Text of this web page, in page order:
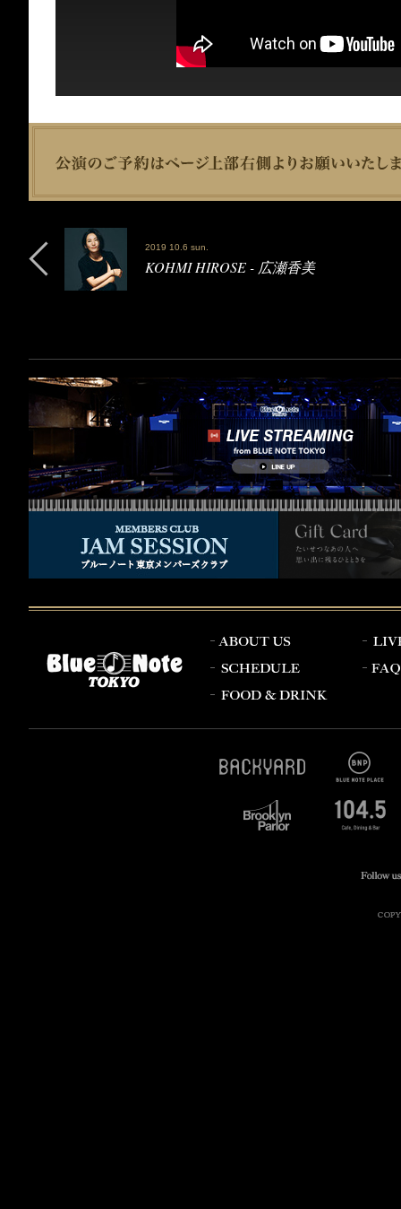
2019 10.6 sun.
KOHMI HIROSE - 広瀬香美